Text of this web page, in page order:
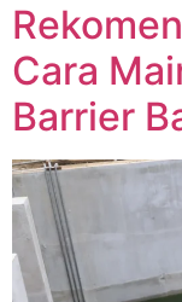
Cara
Barrier